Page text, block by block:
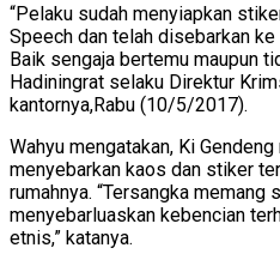
“Pelaku sudah menyiapkan
Speech dan telah disebarkan
Baik sengaja bertemu maupun
Hadiningrat selaku Direktur
kantornya,Rabu (10/5/2017).
Wahyu mengatakan, Ki
menyebarkan kaos dan stiker
rumahnya. “Tersangka memang
menyebarluaskan kebencian
etnis,” katanya.